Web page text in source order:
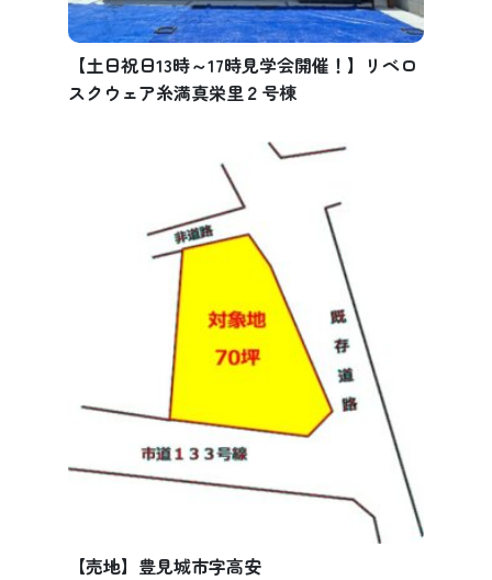
【土日祝日13時～17時見学会開催！】リベロ
スクウェア糸満真栄里２号棟
【売地】豊見城市字高安